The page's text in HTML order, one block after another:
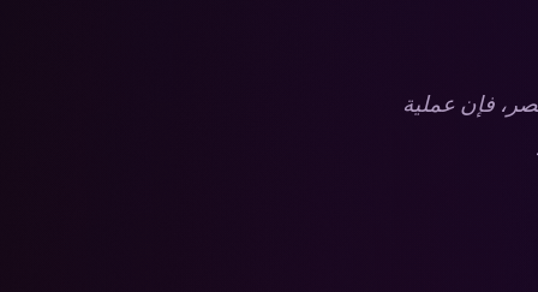
فإن عملية